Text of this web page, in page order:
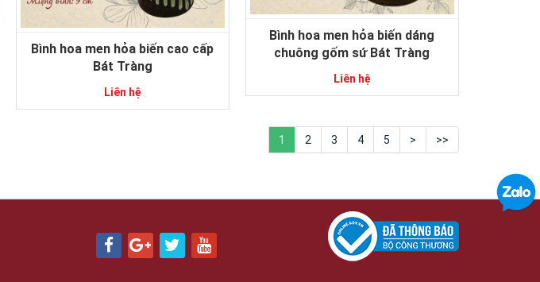
Bình hoa men hỏa biến cao cấp
Bát Tràng
Liên hệ
Bình hoa men hỏa biến dáng
chuông gốm sứ Bát Tràng
Liên hệ
1 2 3 4 5 > >>